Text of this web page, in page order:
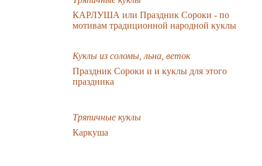
КАРЛУША или Праздник Сороки - по
мотивам традиционной народной куклы
Куклы из соломы, льна, веток
Праздник Сороки и и куклы для этого
праздника
Тряпичные куклы
Каркуша